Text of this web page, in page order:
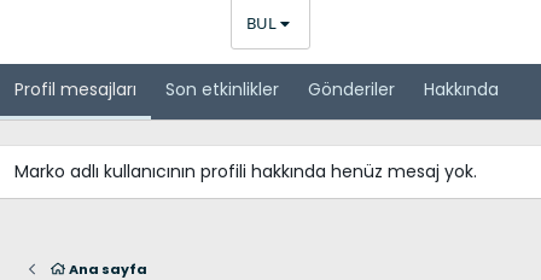
BUL
Profil mesajları Son etkinlikler Gönderiler Hakkında
Marko adlı kullanıcının profili hakkında henüz mesaj yok.
Ana sayfa